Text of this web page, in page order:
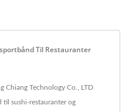
Til Restauranter
Chiang Technology Co., LTD
sushi-restauranter og